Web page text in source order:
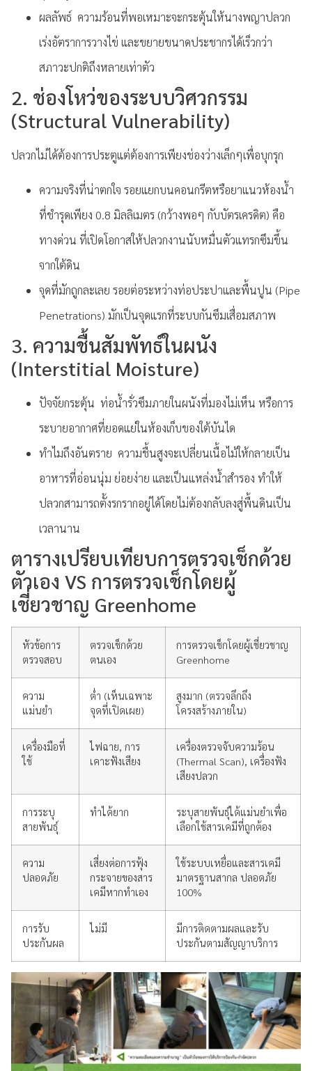
ผลลัพธ์ ความร้อนที่พอเหมาะจะกระตุ้นให้นางพญาปลวก
เร่งอัตราการวางไข่ และขยายขนาดประชากรได้เร็วกว่า
สภาวะปกติถึงหลายเท่าตัว
2. ช่องโหว่ของระบบวิศวกรรม
(Structural Vulnerability)
ปลวกไม่ได้ต้องการประตูแต่ต้องการเพียงช่องว่างเล็กๆเพื่อบุกรุก
ความจริงที่น่าตกใจ รอยแยกบนคอนกรีตหรือยาแนวห้องน้ำ
ที่ชำรุดเพียง 0.8 มิลลิเมตร (กว้างพอๆ กับบัตรเครดิต) คือ
ทางด่วน ที่เปิดโอกาสให้ปลวกงานนับหมื่นตัวแทรกซึมขึ้น
จากใต้ดิน
จุดที่มักถูกละเลย รอยต่อระหว่างท่อประปาและพื้นปูน (Pipe
Penetrations) มักเป็นจุดแรกที่ระบบกันซึมเสื่อมสภาพ
3. ความชื้นสัมพัทธ์ในผนัง
(Interstitial Moisture)
ปัจจัยกระตุ้น ท่อน้ำรั่วซึมภายในผนังที่มองไม่เห็น หรือการ
ระบายอากาศที่ยอดแย่ในห้องเก็บของใต้บันได
ทำไมถึงอันตราย ความชื้นสูงจะเปลี่ยนเนื้อไม้ให้กลายเป็น
อาหารที่อ่อนนุ่ม ย่อยง่าย และเป็นแหล่งน้ำสำรอง ทำให้
ปลวกสามารถตั้งรกรากอยู่ได้โดยไม่ต้องกลับลงสู่พื้นดินเป็น
เวลานาน
ตารางเปรียบเทียบการตรวจเช็กด้วย
ตัวเอง VS การตรวจเช็กโดยผู้
เชี่ยวชาญ Greenhome
หัวข้อการ
ตรวจสอบ
ตรวจเช็กด้วย
ตนเอง
การตรวจเช็กโดยผู้เชี่ยวชาญ
Greenhome
ความ
แม่นยำ
ต่ำ (เห็นเฉพาะ
จุดที่เปิดเผย)
สูงมาก (ตรวจลึกถึง
โครงสร้างภายใน)
เครื่องมือที่
ใช้
ไฟฉาย, การ
เคาะฟังเสียง
เครื่องตรวจจับความร้อน
(Thermal Scan), เครื่องฟัง
เสียงปลวก
การระบุ
สายพันธุ์
ทำได้ยาก
ระบุสายพันธุ์ได้แม่นยำเพื่อ
เลือกใช้สารเคมีที่ถูกต้อง
ความ
ปลอดภัย
เสี่ยงต่อการฟุ้ง
กระจายของสาร
เคมีหากทำเอง
ใช้ระบบเหยื่อและสารเคมี
มาตรฐานสากล ปลอดภัย
100%
การรับ
ประกันผล
ไม่มี
มีการติดตามผลและรับ
ประกันตามสัญญาบริการ